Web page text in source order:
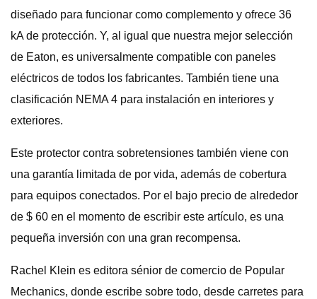
diseñado para funcionar como complemento y ofrece 36
kA de protección. Y, al igual que nuestra mejor selección
de Eaton, es universalmente compatible con paneles
eléctricos de todos los fabricantes. También tiene una
clasificación NEMA 4 para instalación en interiores y
exteriores.
Este protector contra sobretensiones también viene con
una garantía limitada de por vida, además de cobertura
para equipos conectados. Por el bajo precio de alrededor
de $ 60 en el momento de escribir este artículo, es una
pequeña inversión con una gran recompensa.
Rachel Klein es editora sénior de comercio de Popular
Mechanics, donde escribe sobre todo, desde carretes para